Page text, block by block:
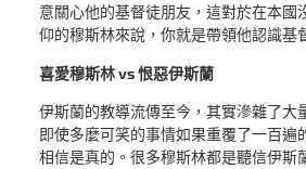
意關心他的基督徒朋友，這對於在本國
仰的穆斯林來說，你就是帶領他認識基
喜愛穆斯林 vs 恨惡伊斯蘭
伊斯蘭的教導流傳至今，其實滲雜了大
即使多麼可笑的事情如果重覆了一百遍
相信是真的。很多穆斯林都是聽信伊斯